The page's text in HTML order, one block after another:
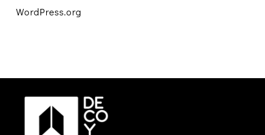
WordPress.org